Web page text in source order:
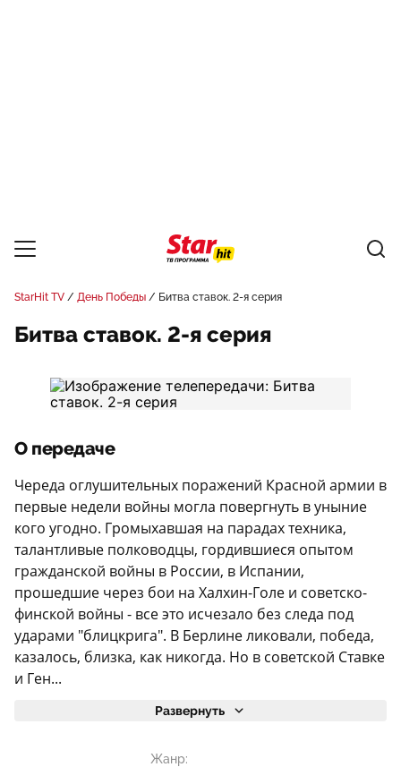
StarHit TV День Победы Битва ставок. 2-я серия
Битва ставок. 2-я серия
О передаче
Череда оглушительных поражений Красной армии в
первые недели войны могла повергнуть в уныние
кого угодно. Громыхавшая на парадах техника,
талантливые полководцы, гордившиеся опытом
гражданской войны в России, в Испании,
прошедшие через бои на Халхин-Голе и советско-
финской войны - все это исчезало без следа под
ударами "блицкрига". В Берлине ликовали, победа,
казалось, близка, как никогда. Но в советской Ставке
и Ген...
Развернуть
Жанр: